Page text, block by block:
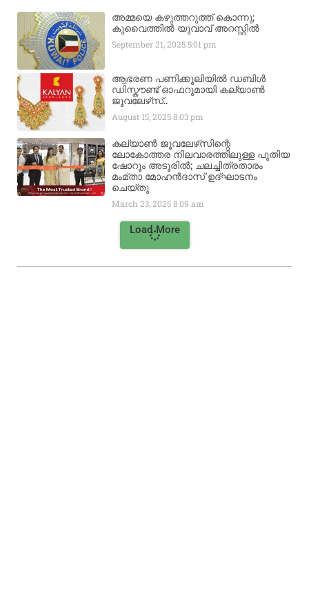
അമ്മയെ കഴുത്തറുത്ത് കൊന്നു;
കുവൈത്തിൽ യുവാവ് അറസ്റ്റിൽ
September 21, 20255:01 pm
ആഭരണ പണിക്കൂലിയിൽ ഡബിൾ
ഡിസ്കൗണ്ട് ഓഫറുമായി കല്യാൺ
ജൂവലേഴ്‌സ്..
August 15, 20258:03 pm
കല്യാൺ ജൂവലേഴ്‌സിന്റെ
ലോകോത്തര നിലവാരത്തിലുള്ള പുതിയ
ഷോറൂം അടൂരിൽ; ചലച്ചിത്രതാരം
മംമ്താ മോഹൻദാസ് ഉദ്ഘാടനം
ചെയ്‌തു
March 23, 20258:09 am
Load More